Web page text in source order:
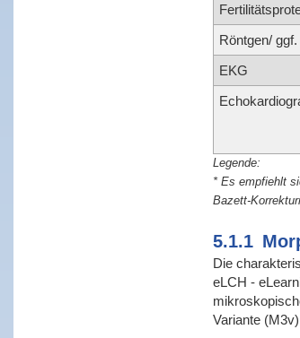
Röntgen/
EKG
* Es empfiehlt
Bazett-
5.1.1
Die
eLCH -
Variante